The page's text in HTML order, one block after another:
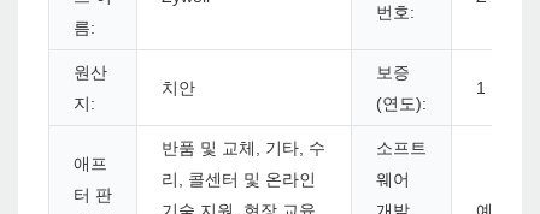
름:
번호:
원산
지:
치안
보증
(연도):
1 년
애프
터 판
반품 및 교체, 기타, 수
리, 콜센터 및 온라인
소프트
웨어